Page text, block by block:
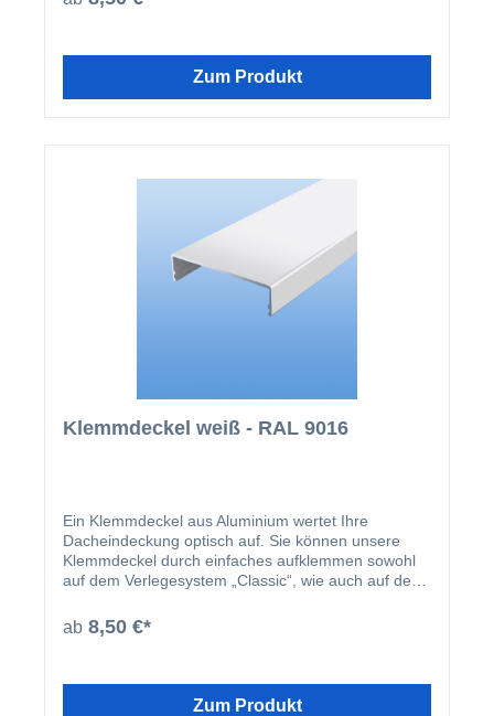
farblich mit Ihren restlichen Profilleisten, sondern
wird nach der Montage der Verlegeprofile einfach
Zum Produkt
Klemmdeckel weiß - RAL 9016
Ein Klemmdeckel aus Aluminium wertet Ihre
Dacheindeckung optisch auf. Sie können unsere
Klemmdeckel durch einfaches aufklemmen sowohl
auf dem Verlegesystem „Classic“, wie auch auf dem
montiert, harmoniert der Klemmdeckel nicht nur
farblich mit Ihren restlichen Profilleisten, sondern
wird nach der Montage der Verlegeprofile einfach
ab 8,50 €*
Zum Produkt